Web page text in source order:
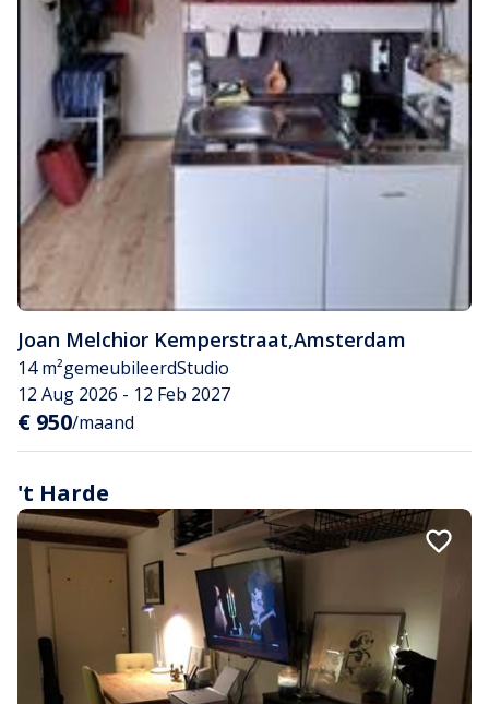
Joan Melchior Kemperstraat,Amsterdam
14 m²gemeubileerdStudio
12 Aug 2026 - 12 Feb 2027
€ 950/maand
't Harde